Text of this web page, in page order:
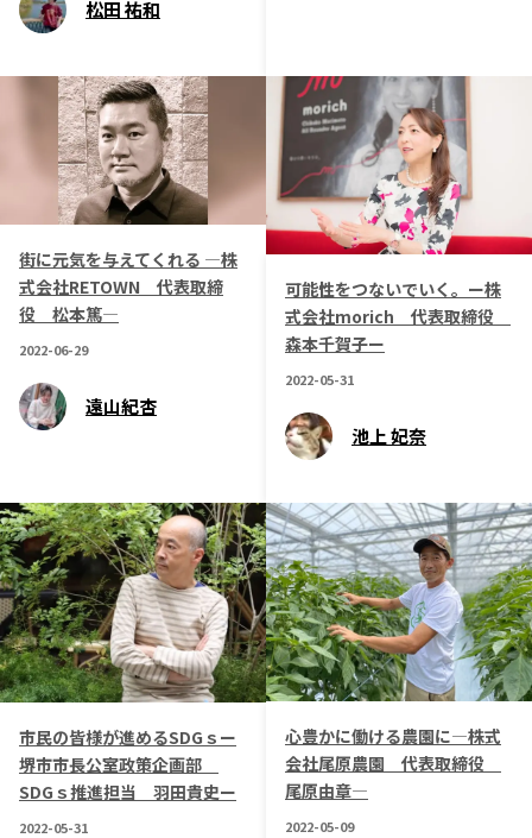
松田 祐和
街に元気を与えてくれる ―株
式会社RETOWN 代表取締
役 松本篤―
2022-06-29
遠山紀杏
可能性をつないでいく。ー株
式会社morich 代表取締役
森本千賀子ー
2022-05-31
池上 妃奈
市民の皆様が進めるSDGｓー
堺市市長公室政策企画部
SDGｓ推進担当 羽田貴史ー
2022-05-31
心豊かに働ける農園に―株式
会社尾原農園 代表取締役
尾原由章―
2022-05-09